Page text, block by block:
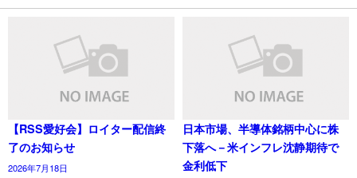
【RSS愛好会】ロイター配信終
了のお知らせ
2026年7月18日
日本市場、半導体銘柄中心に株
下落へ－米インフレ沈静期待で
金利低下